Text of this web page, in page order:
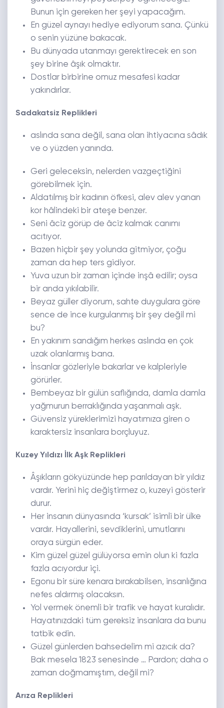
Bunun için gereken her şeyi yapacağım.
En güzel aynayı hediye ediyorum sana. Çünkü
o senin yüzüne bakacak.
Bu dünyada utanmayı gerektirecek en son
şey birine âşık olmaktır.
Dostlar birbirine omuz mesafesi kadar
yakındırlar.
Sadakatsiz Replikleri
aslında sana değil, sana olan ihtiyacına sâdık
ve o yüzden yanında.
Geri geleceksin, nelerden vazgeçtiğini
görebilmek için.
Aldatılmış bir kadının öfkesi, alev alev yanan
kor hâlindeki bir ateşe benzer.
Seni âciz görüp de âciz kalmak canımı
acıtıyor.
Bazen hiçbir şey yolunda gitmiyor, çoğu
zaman da hep ters gidiyor.
Yuva uzun bir zaman içinde inşâ edilir; oysa
bir anda yıkılabilir.
Beyaz güller diyorum, sahte duygulara göre
sence de ince kurgulanmış bir şey değil mi
bu?
En yakınım sandığım herkes aslında en çok
uzak olanlarmış bana.
İnsanlar gözleriyle bakarlar ve kalpleriyle
görürler.
Bembeyaz bir gülün saflığında, damla damla
yağmurun berraklığında yaşanmalı aşk.
Güvensiz yüreklerimizi hayatımıza giren o
karaktersiz insanlara borçluyuz.
Kuzey Yıldızı İlk Aşk Replikleri
Âşıkların gökyüzünde hep parıldayan bir yıldız
vardır. Yerini hiç değiştirmez o, kuzeyi gösterir
durur.
Her insanın dünyasında ‘kursak’ isimli bir ülke
vardır. Hayallerini, sevdiklerini, umutlarını
oraya sürgün eder.
Kim güzel güzel gülüyorsa emin olun ki fazla
fazla acıyordur içi.
Egonu bir süre kenara bırakabilsen, insanlığına
nefes aldırmış olacaksın.
Yol vermek önemli bir trafik ve hayat kuralıdır.
Hayatınızdaki tüm gereksiz insanlara da bunu
tatbik edin.
Güzel günlerden bahsedelim mi azıcık da?
Bak mesela 1823 senesinde … Pardon; daha o
zaman doğmamıştım, değil mi?
Arıza Replikleri